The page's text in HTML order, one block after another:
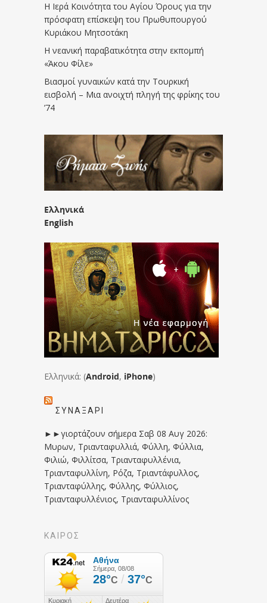
Η Ιερά Κοινότητα του Αγίου Όρους για την
πρόσφατη επίσκεψη του Πρωθυπουργού
Κυριάκου Μητσοτάκη
Η νεανική παραβατικότητα στην εκπομπή
«Άκου Φίλε»
Βιασμοί γυναικών κατά την Τουρκική
εισβολή – Μια ανοιχτή πληγή της φρίκης του
’74
Ελληνικά
English
Ελληνικά: (Android, iPhone)
ΣΥΝΑΞΆΡΙ
►►γιορτάζουν σήμερα Σαβ 08 Αυγ 2026:
Μυρων, Τριανταφυλλιά, Φύλλη, Φύλλια,
Φιλιώ, Φιλλίτσα, Τριανταφυλλένια,
Τριανταφυλλίνη, Ρόζα, Τριαντάφυλλος,
Τριανταφύλλης, Φύλλης, Φύλλιος,
Τριανταφυλλένιος, Τριανταφυλλίνος
ΚΑΙΡΟΣ